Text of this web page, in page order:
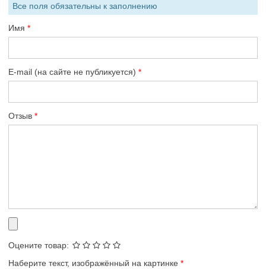
Все поля обязательны к заполнению
Имя
E-mail (на сайте не публикуется)
Отзыв
Оцените товар:
Наберите текст, изображённый на картинке